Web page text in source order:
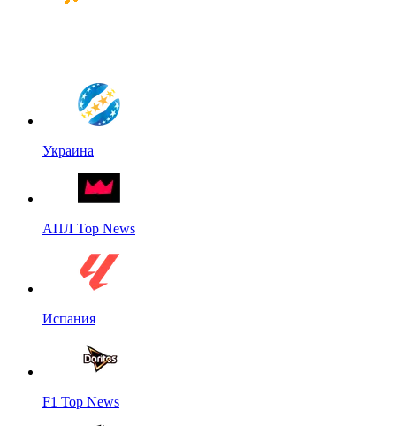
Украина
АПЛ Top News
Испания
F1 Top News